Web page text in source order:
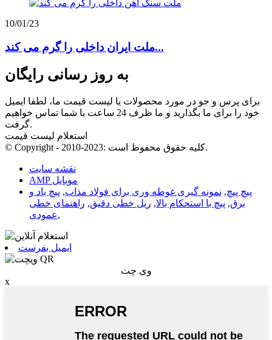
10/01/23
ملت ایران داخلی را گرم می کند...
به روز رسانی رایگان
برای پرس و جو در مورد محصولات یا لیست قیمت ما، لطفا ایمیل
خود را برای ما بگذارید و ما ظرف 24 ساعت با شما تماس خواهیم
گرفت.
استعلام لیست قیمت
© Copyright - 2010-2023: کلیه حقوق محفوظ است.
نقشه سایت
AMP موبایل
پیچ پیچ, نمونه گیری غوطه وری برای فولاد مذاب, پیچ باد و
برق, پیچ با استحکام بالا, ریل خطی دقیق, راهنمای خطی
عمودی,
ایمیل بفرست
وی چت
x